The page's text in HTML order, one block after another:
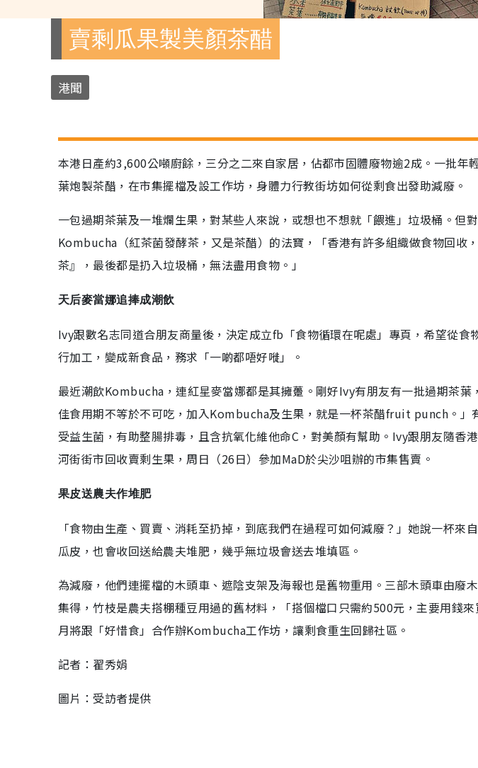
賣剩瓜果製美顏茶醋
港聞
本港日產約3,600公噸廚餘，三分之二來自家居，佔都市固體廢物逾2成。一批年
葉炮製茶醋，在市集擺檔及設工作坊，身體力行教街坊如何從剩食出發助減廢。
一包過期茶葉及一堆爛生果，對某些人來說，或想也不想就「餵進」垃圾桶。但
Kombucha（紅茶菌發酵茶，又是茶醋）的法寶，「香港有許多組織做食物回收
茶』，最後都是扔入垃圾桶，無法盡用食物。」
天后麥當娜追捧成潮飲
Ivy跟數名志同道合朋友商量後，決定成立fb「食物循環在呢處」專頁，希望從食
行加工，變成新食品，務求「一啲都唔好嘥」。
最近潮飲Kombucha，連紅星麥當娜都是其擁躉。剛好Ivy有朋友有一批過期茶
佳食用期不等於不可吃，加入Kombucha及生果，就是一杯茶醋fruit punch。」
受益生菌，有助整腸排毒，且含抗氧化維他命C，對美顏有幫助。Ivy跟朋友隨香
河街街市回收賣剩生果，周日（26日）參加MaD於尖沙咀辦的市集售賣。
果皮送農夫作堆肥
「食物由生產、買賣、消耗至扔掉，到底我們在過程可如何減廢？」她說一杯
瓜皮，也會收回送給農夫堆肥，幾乎無垃圾會送去堆填區。
為減廢，他們連擺檔的木頭車、遮陰支架及海報也是舊物重用。三部木頭車由廢
集得，竹枝是農夫搭棚種豆用過的舊材料，「搭個檔口只需約500元，主要用錢
月將跟「好惜食」合作辦Kombucha工作坊，讓剩食重生回歸社區。
記者：翟秀娟
圖片：受訪者提供